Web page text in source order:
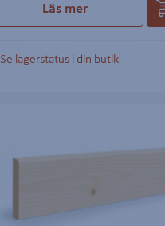
Läs mer
Se lagerstatus i din butik